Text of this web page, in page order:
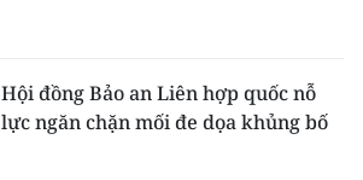
Hội đồng Bảo an Liên hợp quốc nỗ
lực ngăn chặn mối đe dọa khủng bố